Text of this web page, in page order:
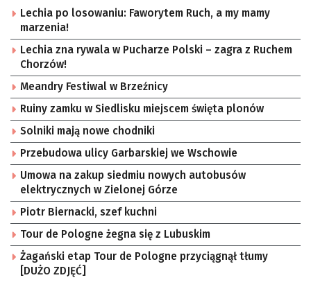
Lechia po losowaniu: Faworytem Ruch, a my mamy
marzenia!
Lechia zna rywala w Pucharze Polski – zagra z Ruchem
Chorzów!
Meandry Festiwal w Brzeźnicy
Ruiny zamku w Siedlisku miejscem święta plonów
Solniki mają nowe chodniki
Przebudowa ulicy Garbarskiej we Wschowie
Umowa na zakup siedmiu nowych autobusów
elektrycznych w Zielonej Górze
Piotr Biernacki, szef kuchni
Tour de Pologne żegna się z Lubuskim
Żagański etap Tour de Pologne przyciągnął tłumy
[DUŻO ZDJĘĆ]